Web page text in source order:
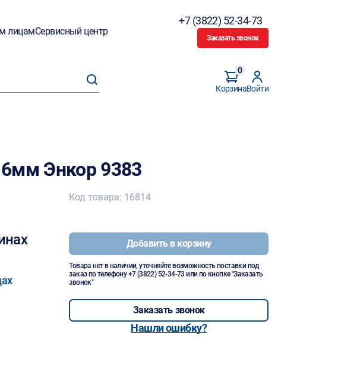
лицамСервисный центр
+7 (3822) 52-34-73
Заказать звонок
Корзина
0
Войти
Энкор 9383
Код товара: 16814
Добавить в корзину
Товара нет в наличии, уточняйте возможность поставки под
заказ по телефону+7 (3822) 52-34-73 или по кнопке "Заказать
звонок"
Заказать звонок
Нашли ошибку?